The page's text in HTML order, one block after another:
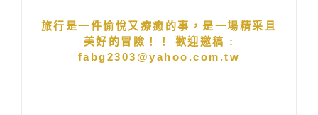
旅行是一件愉悅又療癒的事，是一場精采且
美好的冒險！！ 歡迎邀稿 :
fabg2303@yahoo.com.tw